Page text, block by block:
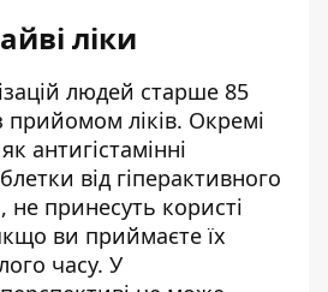
ліки
людей старше 85
прийомом ліків. Окремі
антигістамінні
від гіперактивного
не принесуть користі
ви приймаєте їх
часу. У